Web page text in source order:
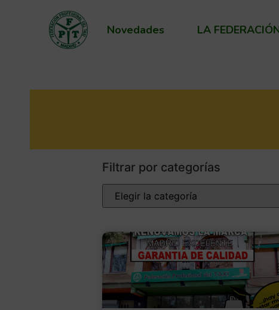
Novedades LA
Filtrar por categorías